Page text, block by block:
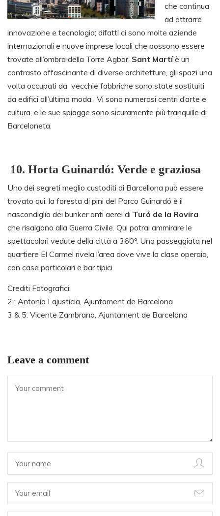
che continua
ad attrarre
innovazione e tecnologia; difatti ci sono molte aziende
internazionali e nuove imprese locali che possono essere
trovate all’ombra della Torre Agbar. Sant Martíè un
contrasto affascinante di diverse architetture, gli spazi una
volta occupati da vecchie fabbriche sono state sostituiti
da edifici all’ultima moda. Vi sono numerosi centri d’arte e
cultura, e le sue spiagge sono sicuramente più tranquille di
Barceloneta.
10. Horta Guinardó: Verde e graziosa
Uno dei segreti meglio custoditi di Barcellona può essere
trovato qui: la foresta di pini del Parco Guinardó è il
nascondiglio dei bunker anti aerei di Turó de la Rovira
che risalgono alla Guerra Civile. Qui potrai ammirare le
spettacolari vedute della città a 360º. Una passeggiata nel
quartiere El Carmel rivela l’area dove vive la clase operaia,
con case particolari e bar tipici.
Crediti Fotografici:
2 : Antonio Lajusticia, Ajuntament de Barcelona
3 & 5: Vicente Zambrano, Ajuntament de Barcelona
Leave a comment